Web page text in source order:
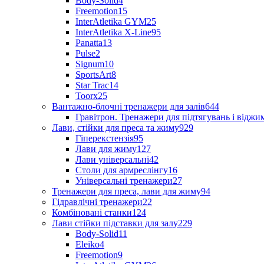
Freemotion15
InterAtletika GYM25
InterAtletika X-Line95
Panatta13
Pulse2
Signum10
SportsArt8
Star Trac14
Toorx25
Вантажно-блочні тренажери для залів644
Гравітрон. Тренажери для підтягувань і
Лави, стійки для преса та жиму929
Гіперекстензія95
Лави для жиму127
Лави універсальні42
Столи для армреслінгу16
Універсальні тренажери27
Тренажери для преса, лави для жиму94
Гідравлічні тренажери22
Комбіновані станки124
Лави стійки підставки для залу229
Body-Solid11
Eleiko4
Freemotion9